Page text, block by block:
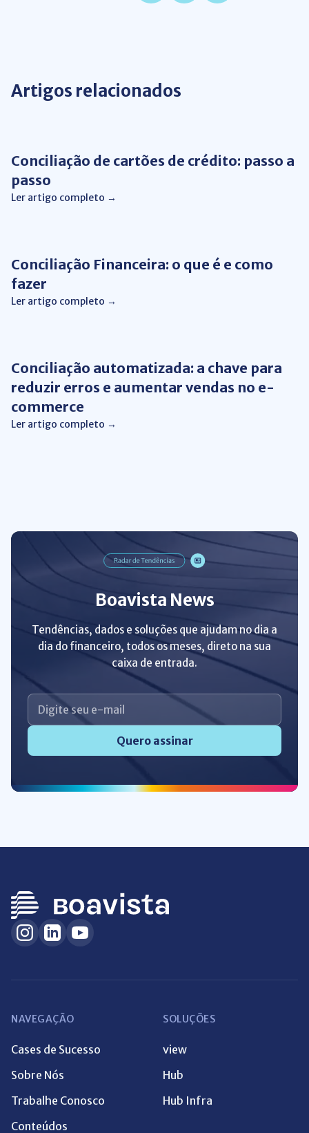
Artigos relacionados
Conciliação de cartões de crédito: passo a
passo
Ler artigo completo →
Conciliação Financeira: o que é e como
fazer
Ler artigo completo →
Conciliação automatizada: a chave para
reduzir erros e aumentar vendas no e-
commerce
Ler artigo completo →
Boavista News
Tendências, dados e soluções que ajudam no dia a
dia do financeiro, todos os meses, direto na sua
caixa de entrada.
Quero assinar
NAVEGAÇÃO
Cases de Sucesso
Sobre Nós
Trabalhe Conosco
Conteúdos
SOLUÇÕES
view
Hub
Hub Infra